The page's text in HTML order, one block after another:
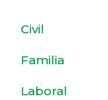
Civil
Familia
Laboral